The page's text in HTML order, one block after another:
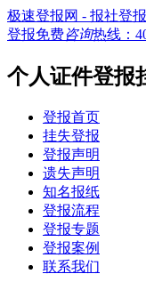
极速登报网 - 报社登
登报免费咨询热线：
个人证件登报
登报首页
挂失登报
登报声明
遗失声明
知名报纸
登报流程
登报专题
登报案例
联系我们